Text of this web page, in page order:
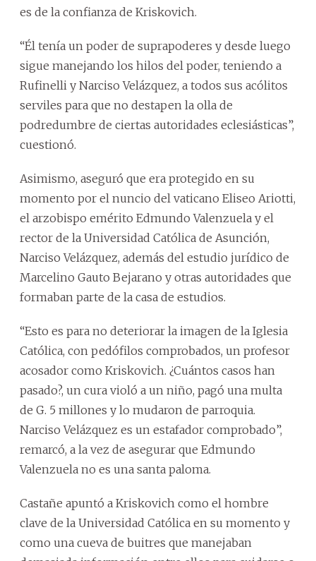
es de la confianza de Kriskovich.
“Él tenía un poder de suprapoderes y desde luego
sigue manejando los hilos del poder, teniendo a
Rufinelli y Narciso Velázquez, a todos sus acólitos
serviles para que no destapen la olla de
podredumbre de ciertas autoridades eclesiásticas”,
cuestionó.
Asimismo, aseguró que era protegido en su
momento por el nuncio del vaticano Eliseo Ariotti,
el arzobispo emérito Edmundo Valenzuela y el
rector de la Universidad Católica de Asunción,
Narciso Velázquez, además del estudio jurídico de
Marcelino Gauto Bejarano y otras autoridades que
formaban parte de la casa de estudios.
“Esto es para no deteriorar la imagen de la Iglesia
Católica, con pedófilos comprobados, un profesor
acosador como Kriskovich. ¿Cuántos casos han
pasado?, un cura violó a un niño, pagó una multa
de G. 5 millones y lo mudaron de parroquia.
Narciso Velázquez es un estafador comprobado”,
remarcó, a la vez de asegurar que Edmundo
Valenzuela no es una santa paloma.
Castañe apuntó a Kriskovich como el hombre
clave de la Universidad Católica en su momento y
como una cueva de buitres que manejaban